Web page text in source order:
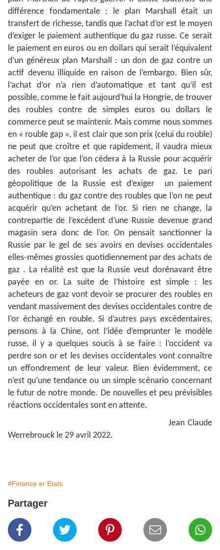
différence fondamentale : le plan Marshall était un
transfert de richesse, tandis que l’achat d’or est le moyen
d’exiger le paiement authentique du gaz russe. Ce serait
le paiement en euros ou en dollars qui serait l’équivalent
d’un généreux plan Marshall : un don de gaz contre un
actif devenu illiquide en raison de l’embargo. Bien sûr,
l’achat d’or n’a rien d’automatique et tant qu’il est
possible, comme le fait aujourd’hui la Hongrie, de trouver
des roubles contre de simples euros ou dollars le
commerce peut se maintenir. Mais comme nous sommes
en « rouble gap », il est clair que son prix (celui du rouble)
ne peut que croître et que rapidement, il vaudra mieux
acheter de l’or que l’on cédera à la Russie pour acquérir
des roubles autorisant les achats de gaz. Le pari
géopolitique de la Russie est d’exiger un paiement
authentique : du gaz contre des roubles que l’on ne peut
acquérir qu’en achetant de l’or. Si rien ne change, la
contrepartie de l’excédent d’une Russie devenue grand
magasin sera donc de l’or. On pensait sanctionner la
Russie par le gel de ses avoirs en devises occidentales
elles-mêmes grossies quotidiennement par des achats de
gaz . La réalité est que la Russie veut dorénavant être
payée en or. La suite de l’histoire est simple : les
acheteurs de gaz vont devoir se procurer des roubles en
vendant massivement des devises occidentales contre de
l’or échangé en rouble. Si d’autres pays excédentaires,
pensons à la Chine, ont l’idée d’emprunter le modèle
russe, il y a quelques soucis à se faire : l’occident va
perdre son or et les devises occidentales vont connaître
un effondrement de leur valeur. Bien évidemment, ce
n’est qu’une tendance ou un simple scénario concernant
le futur de notre monde. De nouvelles et peu prévisibles
réactions occidentales sont en attente.
Jean Claude
Werrebrouck le 29 avril 2022.
#Finance er Etats
Partager